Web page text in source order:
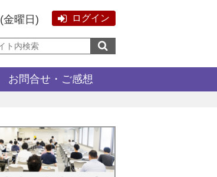
(金曜日 ) ログイン
お問合せ・ご感想